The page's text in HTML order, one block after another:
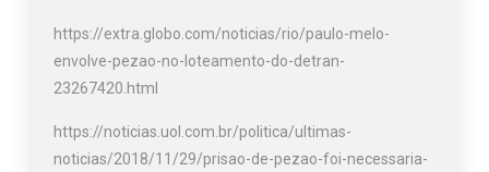
https://extra.globo.com/noticias/rio/paulo-melo-
envolve-pezao-no-loteamento-do-detran-
23267420.html
https://noticias.uol.com.br/politica/ultimas-
noticias/2018/11/29/prisao-de-pezao-foi-necessaria-